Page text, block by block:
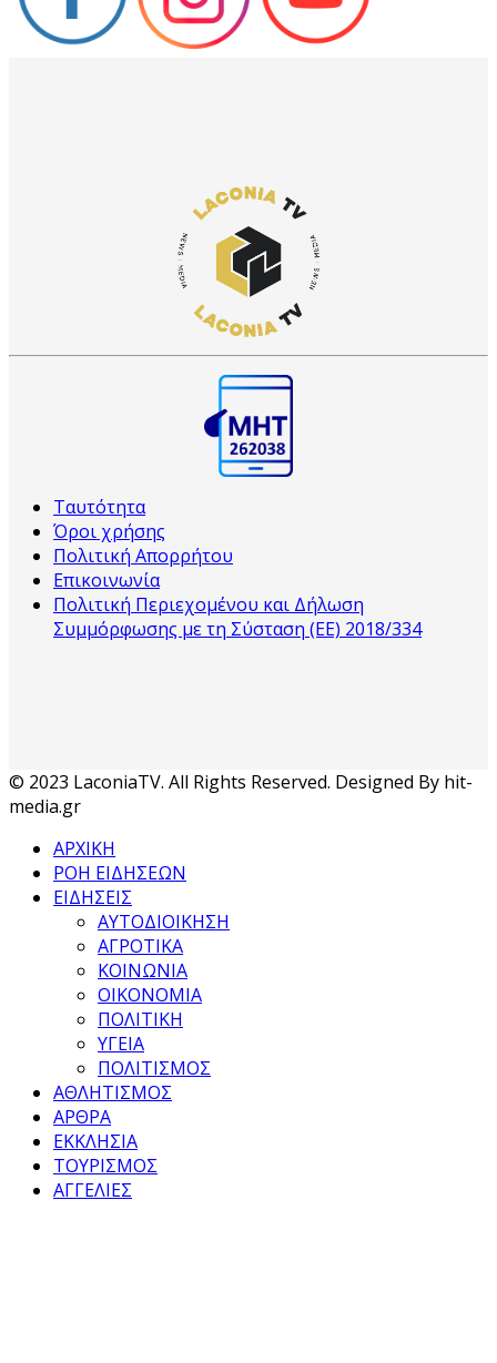
Ταυτότητα
Όροι χρήσης
Πολιτική Απορρήτου
Επικοινωνία
Πολιτική Περιεχομένου και Δήλωση
Συμμόρφωσης με τη Σύσταση (ΕΕ) 2018/334
© 2023 LaconiaTV. All Rights Reserved. Designed By hit-
media.gr
ΑΡΧΙΚΗ
ΡΟΗ ΕΙΔΗΣΕΩΝ
ΕΙΔΗΣΕΙΣ
ΑΥΤΟΔΙΟΙΚΗΣΗ
ΑΓΡΟΤΙΚΑ
ΚΟΙΝΩΝΙΑ
ΟΙΚΟΝΟΜΙΑ
ΠΟΛΙΤΙΚΗ
ΥΓΕΙΑ
ΠΟΛΙΤΙΣΜΟΣ
ΑΘΛΗΤΙΣΜΟΣ
ΑΡΘΡΑ
ΕΚΚΛΗΣΙΑ
ΤΟΥΡΙΣΜΟΣ
ΑΓΓΕΛΙΕΣ